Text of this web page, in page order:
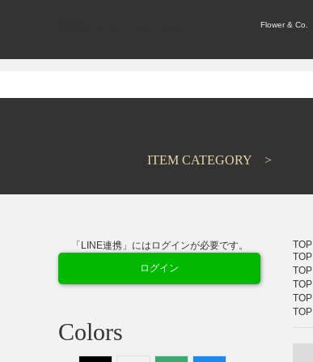
Flower & Co.
ITEM CATEGORY >
TOP
TOP
TOP
TOP
TOP
TOP
「LINE連携」にはログインが必要です。
ログイン
Colors